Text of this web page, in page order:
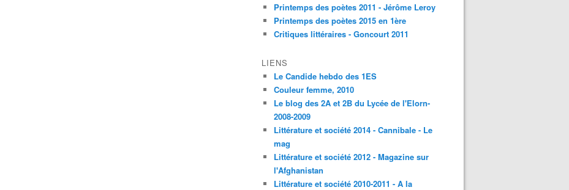
Printemps des poètes 2011 - Jérôme Leroy
Printemps des poètes 2015 en 1ère
Critiques littéraires - Goncourt 2011
LIENS
Le Candide hebdo des 1ES
Couleur femme, 2010
Le blog des 2A et 2B du Lycée de l'Elorn-
2008-2009
Littérature et société 2014 - Cannibale - Le
mag
Littérature et société 2012 - Magazine sur
l'Afghanistan
Littérature et société 2010-2011 - A la